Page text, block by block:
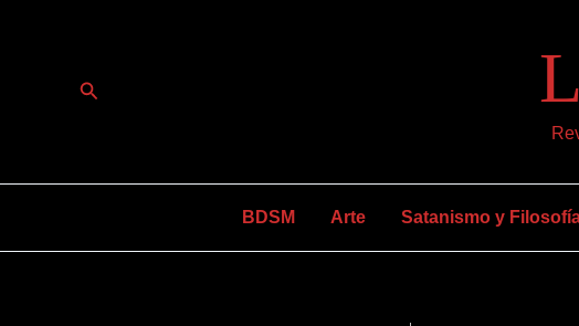
Buscar
BDSM Arte Satanismo y